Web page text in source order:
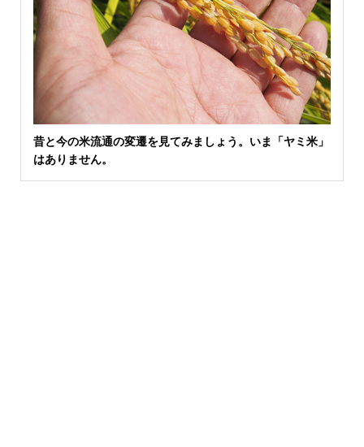
昔と今の米流通の変遷を見てみましょう。いま「ヤミ米」
はありません。